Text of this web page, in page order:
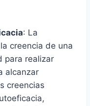
: La
creencia de una
para realizar
alcanzar
creencias